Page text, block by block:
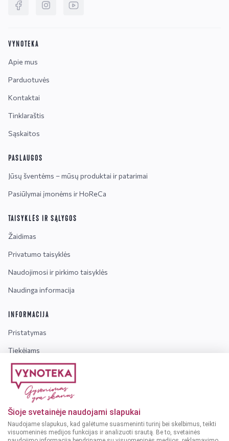
Šioje svetainėje naudojami slapukai
Naudojame slapukus, kad galėtume suasmeninti turinį bei skelbimus, teikti
visuomeninės medijos funkcijas ir analizuoti srautą. Be to, svetainės
VYNOTEKA
Apie mus
Parduotuvės
Kontaktai
Tinklaraštis
Sąskaitos
PASLAUGOS
Jūsų šventėms – mūsų produktai ir patarimai
Pasiūlymai įmonėms ir HoReCa
TAISYKLĖS IR SĄLYGOS
Žaidimas
Privatumo taisyklės
Naudojimosi ir pirkimo taisyklės
Naudinga informacija
INFORMACIJA
Pristatymas
Tiekėjams
Karjera
Dažniausiai užduodami klausimai
Dėmesio!
Alkoholinius gėrimus gali įsigyti tik asmenys,
kuriems yra ne mažiau kaip 20 metų.